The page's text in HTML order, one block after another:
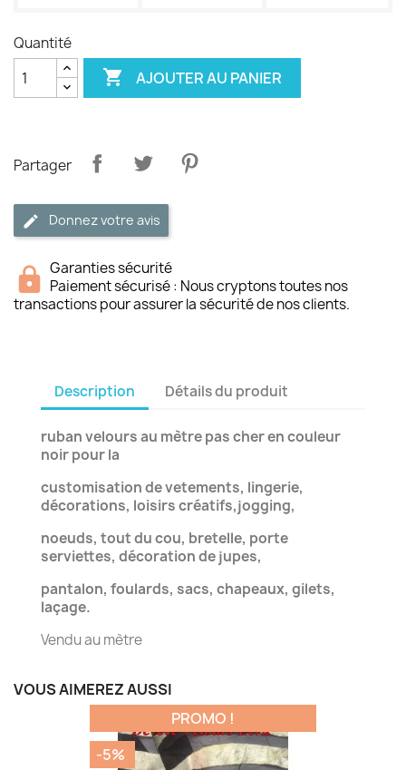
Quantité
 AJOUTER AU PANIER
Partager
Donnez votre avis
Garanties sécurité
Paiement sécurisé : Nous cryptons toutes nos
transactions pour assurer la sécurité de nos clients.
Description Détails du produit
ruban velours au mètre pas cher en couleur
noir pour la
customisation de vetements, lingerie,
décorations, loisirs créatifs,jogging,
noeuds, tout du cou, bretelle, porte
serviettes, décoration de jupes,
pantalon, foulards, sacs, chapeaux, gilets,
laçage.
Vendu au mètre
VOUS AIMEREZ AUSSI
PROMO !
-5%